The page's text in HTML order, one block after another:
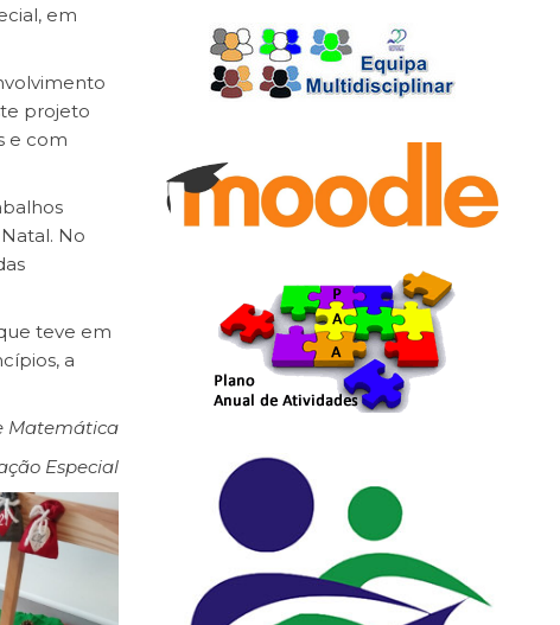
em
projeto
e com
No
teve em
a
Matemática
Especial